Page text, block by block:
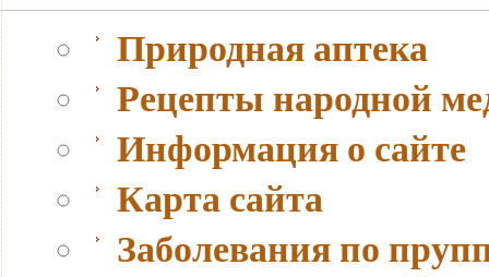
Природная аптека
Рецепты народной
Информация о сайте
Карта сайта
Заболевания по